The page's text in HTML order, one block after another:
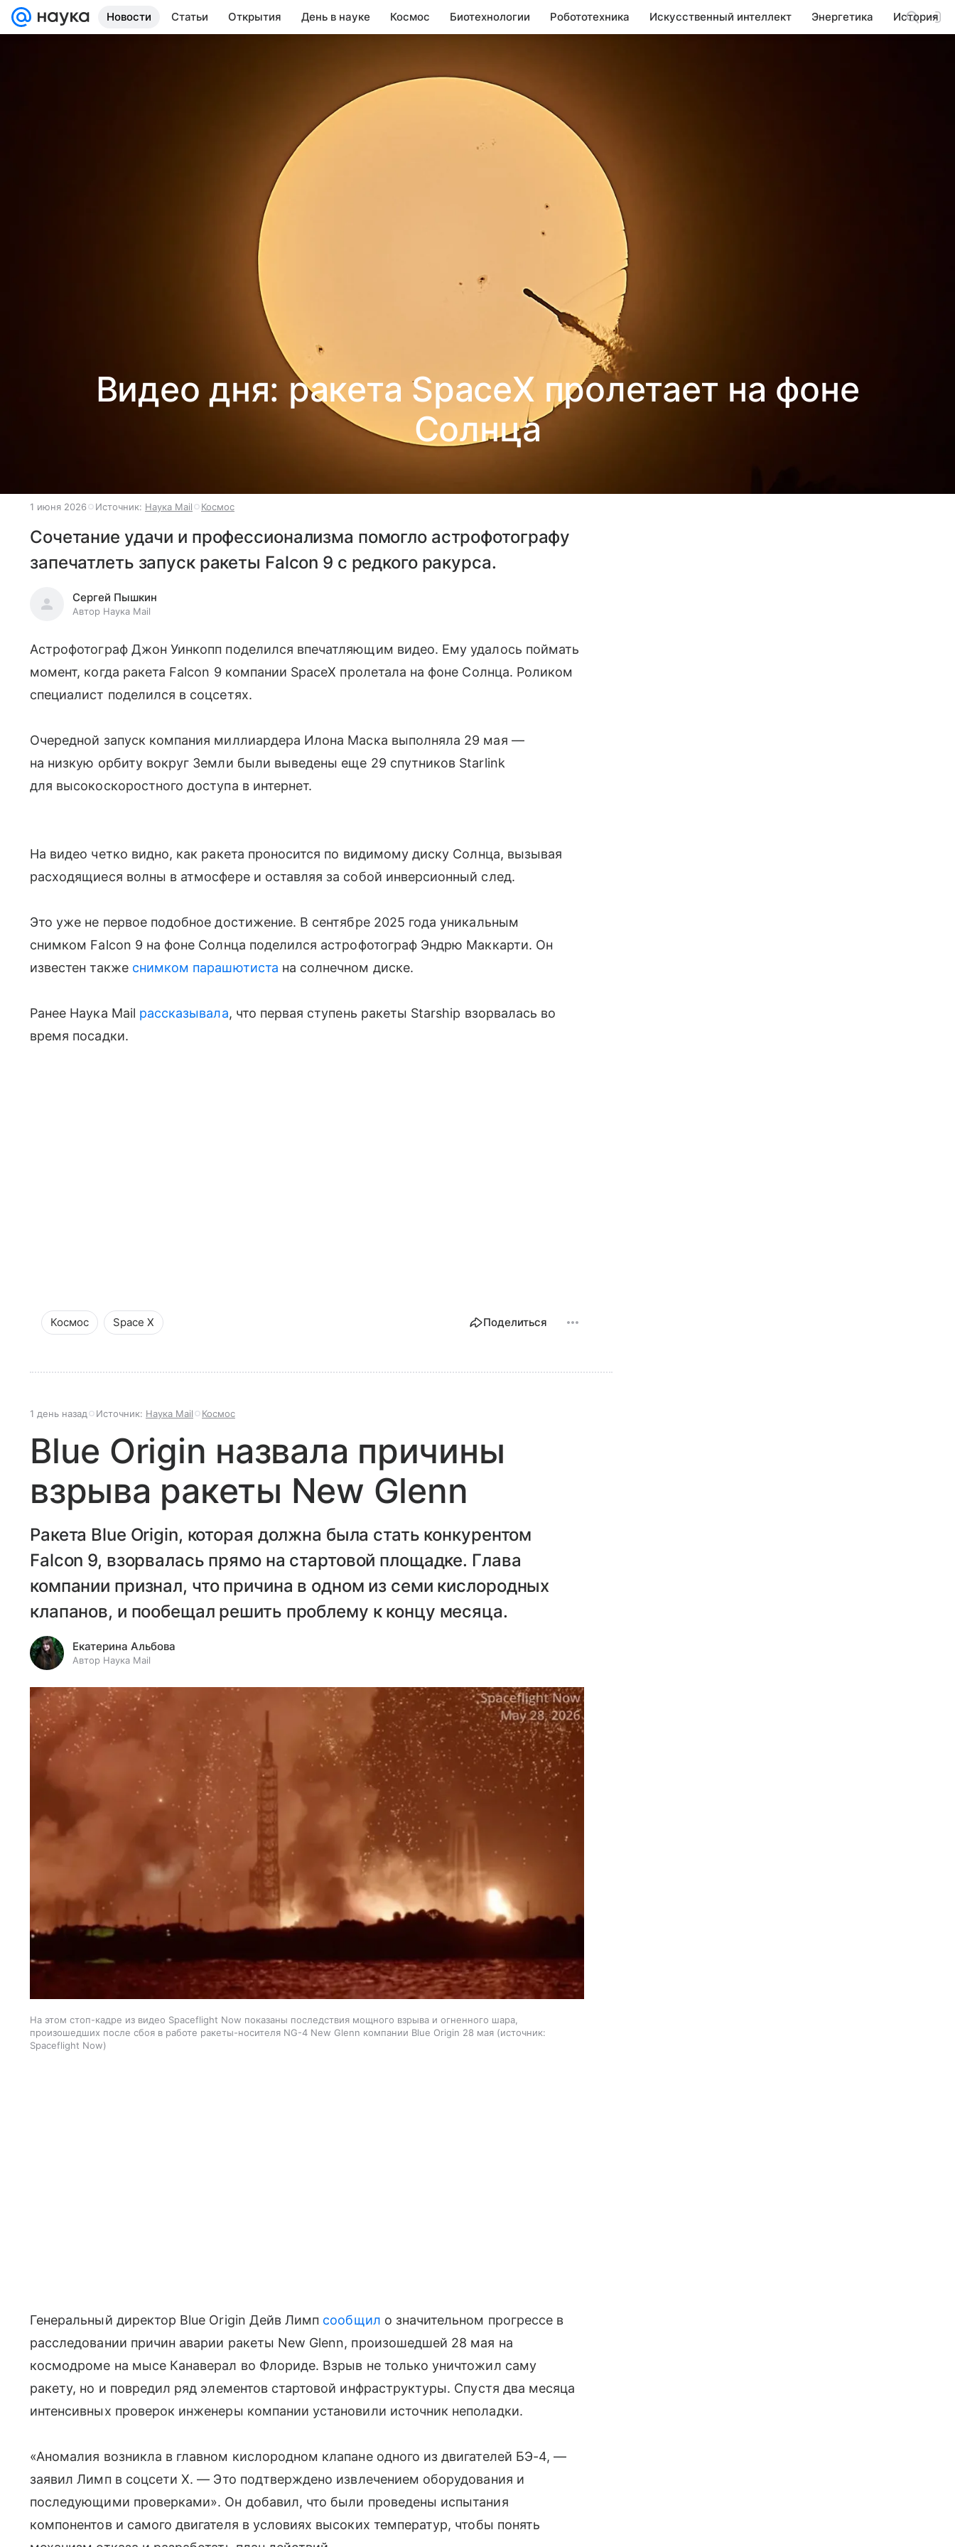
Новости Статьи Открытия День в науке Космос Биотехнологии Робототехника Искусственный интеллект Энергетика История
Видео дня: ракета SpaceX пролетает на фоне
Солнца
1 июня 2026 Источник: Наука Mail Космос
Сочетание удачи и профессионализма помогло астрофотографу
запечатлеть запуск ракеты Falcon 9 с редкого ракурса.
Сергей Пышкин
Автор Наука Mail
Астрофотограф Джон Уинкопп поделился впечатляющим видео. Ему удалось поймать
момент, когда ракета Falcon 9 компании SpaceX пролетала на фоне Солнца. Роликом
специалист поделился в соцсетях.
Очередной запуск компания миллиардера Илона Маска выполняла 29 мая —
на низкую орбиту вокруг Земли были выведены еще 29 спутников Starlink
для высокоскоростного доступа в интернет.
На видео четко видно, как ракета проносится по видимому диску Солнца, вызывая
расходящиеся волны в атмосфере и оставляя за собой инверсионный след.
Это уже не первое подобное достижение. В сентябре 2025 года уникальным
снимком Falcon 9 на фоне Солнца поделился астрофотограф Эндрю Маккарти. Он
известен также снимком парашютиста на солнечном диске.
Ранее Наука Mail рассказывала, что первая ступень ракеты Starship взорвалась во
время посадки.
Космос Space X Поделиться
1 день назад Источник: Наука Mail Космос
Blue Origin назвала причины
взрыва ракеты New Glenn
Ракета Blue Origin, которая должна была стать конкурентом
Falcon 9, взорвалась прямо на стартовой площадке. Глава
компании признал, что причина в одном из семи кислородных
клапанов, и пообещал решить проблему к концу месяца.
Екатерина Альбова
Автор Наука Mail
На этом стоп-кадре из видео Spaceflight Now показаны последствия мощного взрыва и огненного шара,
произошедших после сбоя в работе ракеты-носителя NG-4 New Glenn компании Blue Origin 28 мая
источник:
Spaceflight Now
Генеральный директор Blue Origin Дейв Лимп сообщил о значительном прогрессе в
расследовании причин аварии ракеты New Glenn, произошедшей 28 мая на
космодроме на мысе Канаверал во Флориде. Взрыв не только уничтожил саму
ракету, но и повредил ряд элементов стартовой инфраструктуры. Спустя два месяца
интенсивных проверок инженеры компании установили источник неполадки.
«Аномалия возникла в главном кислородном клапане одного из двигателей БЭ-4, —
заявил Лимп в соцсети X. — Это подтверждено извлечением оборудования и
последующими проверками». Он добавил, что были проведены испытания
компонентов и самого двигателя в условиях высоких температур, чтобы понять